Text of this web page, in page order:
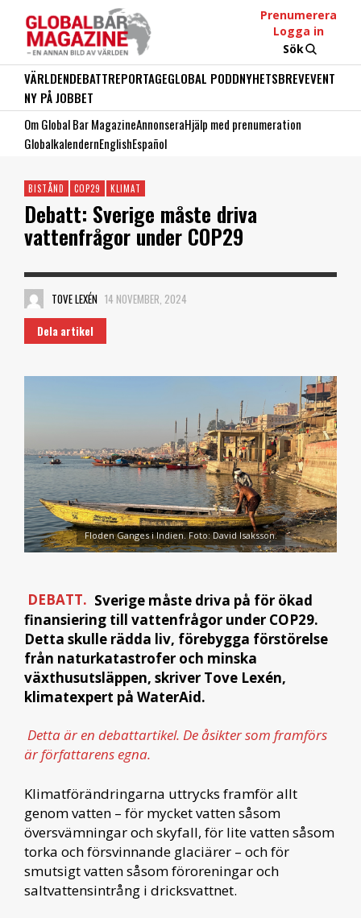
Prenumerera
Logga in
Sök
VÄRLDENDEBATTREPORTAGEGLOBAL PODDNYHETSBREVEVENT
NY PÅ JOBBET
Om Global Bar MagazineAnnonseraHjälp med prenumeration
GlobalkalendernEnglishEspañol
BISTÅND COP29 KLIMAT
Debatt: Sverige måste driva
vattenfrågor under COP29
TOVE LEXÉN 14 NOVEMBER, 2024
Dela artikel
Floden Ganges i Indien. Foto: David Isaksson.
DEBATT. Sverige måste driva på för ökad
finansiering till vattenfrågor under COP29.
Detta skulle rädda liv, förebygga förstörelse
från naturkatastrofer och minska
växthusutsläppen, skriver Tove Lexén,
klimatexpert på WaterAid.
Detta är en debattartikel. De åsikter som framförs
är författarens egna.
Klimatförändringarna uttrycks framför allt
genom vatten – för mycket vatten såsom
översvämningar och skyfall, för lite vatten såsom
torka och försvinnande glaciärer – och för
smutsigt vatten såsom föroreningar och
saltvattensintrång i dricksvattnet.